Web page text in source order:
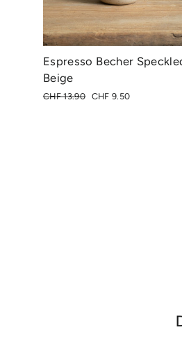
Espresso Becher
Beige
Normaler
CHF 13.90 Sonderpreis
CHF 9.50